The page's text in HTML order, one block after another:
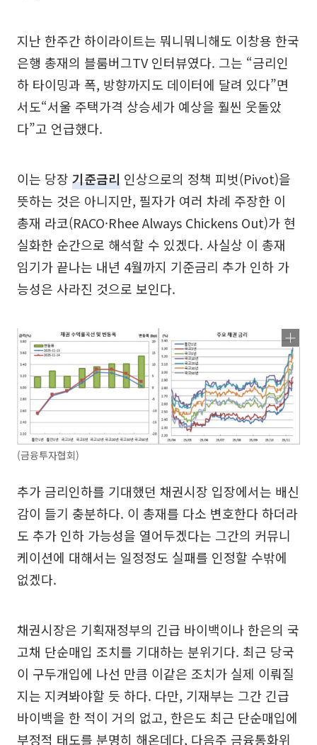
지난 한주간 하이라이트는 뭐니뭐니해도 이창용 한국
은행 총재의 블룸버그TV 인터뷰였다. 그는 “금리인
하 타이밍과 폭, 방향까지도 데이터에 달려 있다”면
서도“서울 주택가격 상승세가 예상을 훨씬 웃돌았
다”고 언급했다.
이는 당장 기준금리 인상으로의 정책 피벗(Pivot)을
뜻하는 것은 아니지만, 필자가 여러 차례 주장한 이
총재 라코(RACO·Rhee Always Chickens Out)가 현
실화한 순간으로 해석할 수 있겠다. 사실상 이 총재
임기가 끝나는 내년 4월까지 기준금리 추가 인하 가
능성은 사라진 것으로 보인다.
(금융투자협회)
추가 금리인하를 기대했던 채권시장 입장에서는 배신
감이 들기 충분하다. 이 총재를 다소 변호한다 하더라
도 추가 인하 가능성을 열어두겠다는 그간의 커뮤니
케이션에 대해서는 일정정도 실패를 인정할 수밖에
없겠다.
채권시장은 기획재정부의 긴급 바이백이나 한은의 국
고채 단순매입 조치를 기대하는 분위기다. 최근 당국
이 구두개입에 나선 만큼 이같은 조치가 실제 이뤄질
지는 지켜봐야할 듯 하다. 다만, 기재부는 그간 긴급
바이백을 한 적이 거의 없고, 한은도 최근 단순매입에
부정적 태도를 분명히 해온데다, 다음주 금융통화위